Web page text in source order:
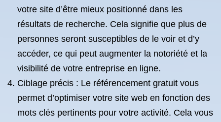
votre site d’être mieux positionné dans les
résultats de recherche. Cela signifie que plus de
personnes seront susceptibles de le voir et d’y
accéder, ce qui peut augmenter la notoriété et la
visibilité de votre entreprise en ligne.
Ciblage précis : Le référencement gratuit vous
permet d’optimiser votre site web en fonction des
mots clés pertinents pour votre activité. Cela vous